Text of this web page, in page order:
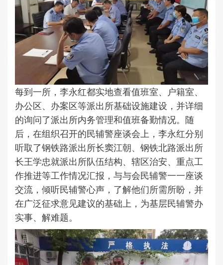
每到一所，李永红都实地查看值班室、户籍室、
办公区、办案区等派出所基础设施建设，并详细
的询问了派出所内务管理和值班备勤情况。随
后，在组织召开的民辅警座谈会上，李永红分别
听取了钢铁路派出所长窦江朝、钢铁北路派出所
长王学忠就派出所队伍结构、辖区治安、重点工
作推进等工作情况汇报，与与会民辅警一一座谈
交流，倾听民辅警心声，了解他们所需所盼，并
在广泛征求意见建议的基础上，为基层民辅警办
实事、解难题。